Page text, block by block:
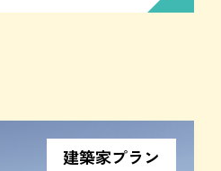
建築家プラン